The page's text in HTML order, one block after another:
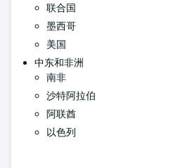
联合国
墨西哥
美国
中东和非洲
南非
沙特阿拉伯
阿联酋
以色列